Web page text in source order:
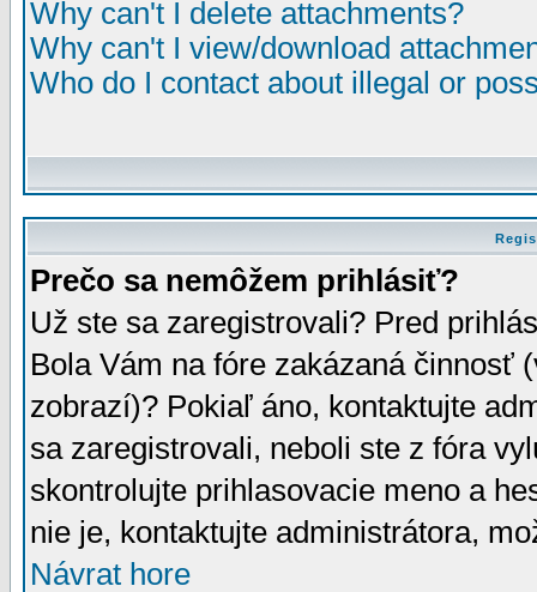
Why can't I delete attachments?
Why can't I view/download
Who do I contact about illegal or
Prečo sa nemôžem prihlásiť?
Už ste sa zaregistrovali? Pred
Bola Vám na fóre zakázaná činnosť
zobrazí)? Pokiaľ áno, kontaktujte
sa zaregistrovali, neboli ste z fóra
skontrolujte prihlasovacie meno a
nie je, kontaktujte administrátora,
Návrat hore